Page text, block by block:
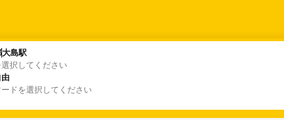
大島駅
択してください
由
ードを選択してください
大島駅